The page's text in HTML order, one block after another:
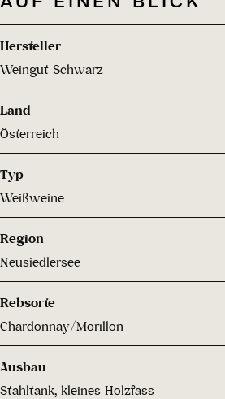
Hersteller
Weingut Schwarz
Land
Österreich
Typ
Weißweine
Region
Neusiedlersee
Rebsorte
Chardonnay/Morillon
Ausbau
Stahltank, kleines Holzfass